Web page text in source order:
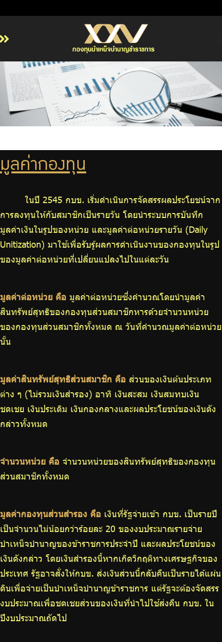
หน้าหลัก
เกี่ยวกับ กบข.
บริการสมาชิก
ลงทุน
รายงานผลการดำเนินงาน
จัดซื้อจัดจ้าง
บริการเจ้าหน้าที่ส่วนราชการ
ร่วมงานกับเรา
ติดต่อเรา
มูลค่ากองทุน
ในปี 2545 กบข. เริ่มดำเนินการจัดสรรผลประโยชน์จาก
การลงทุนให้กับสมาชิกเป็นรายวัน โดยนำระบบการบันทึก
มูลค่าเงินในรูปของหน่วย และมูลค่าต่อหน่วยรายวัน (Daily
Unitization) มาใช้เพื่อรับรู้ผลการดำเนินงานของกองทุนในรูป
ของมูลค่าต่อหน่วยที่เปลี่ยนแปลงไปในแต่ละวัน
มูลค่าต่อหน่วย คือ มูลค่าต่อหน่วยซึ่งคำนวณโดยนำมูลค่า
สินทรัพย์สุทธิของกองทุนส่วนสมาชิกหารด้วยจำนวนหน่วย
ของกองทุนส่วนสมาชิกทั้งหมด ณ วันที่คำนวณมูลค่าต่อหน่วย
นั้น
มูลค่าสินทรัพย์สุทธิส่วนสมาชิก คือ ส่วนของเงินต้นประเภท
ต่าง ๆ (ไม่รวมเงินสำรอง) อาทิ เงินสะสม เงินสมทบเงิน
ชดเชย เงินประเดิม เงินกองกลางและผลประโยชน์ของเงินดัง
กล่าวทั้งหมด
จำนวนหน่วย คือ จำนวนหน่วยของสินทรัพย์สุทธิของกองทุน
ส่วนสมาชิกทั้งหมด
มูลค่ากองทุนส่วนสำรอง คือ เงินที่รัฐจ่ายเข้า กบข. เป็นรายปี
เป็นจำนวนไม่น้อยกว่าร้อยละ 20 ของงบประมาณรายจ่าย
บำเหน็จบำนาญของข้าราชการประจำปี และผลประโยชน์ของ
เงินดังกล่าว โดยเงินสำรองนี้หากเกิดวิกฤติทางเศรษฐกิจของ
ประเทศ รัฐอาจสั่งให้กบข. ส่งเงินส่วนนี้กลับคืนเป็นรายได้แผ่น
ดินเพื่อจ่ายเป็นบำเหน็จบำนาญข้าราชการ แต่รัฐจะต้องจัดสรร
งบประมาณเพื่อชดเชยส่วนของเงินที่นำไปใช้ส่งคืน กบข. ใน
ปีงบประมาณถัดไป